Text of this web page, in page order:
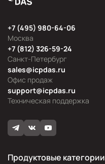
Москва
+7 (495) 980-64-06
Офис продаж
sales@icpdas.ru
Санкт-Петербург
+7 (812) 326-59-24
Техническая поддержка
support@icpdas.ru
Продуктовые категории